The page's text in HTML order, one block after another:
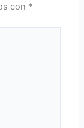
con *